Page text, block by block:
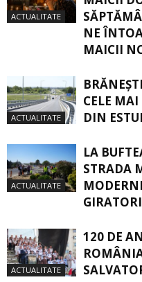
ACTUALITATE
NE
MAICII
ACTUALITATE
CELE
DIN
ACTUALITATE
LA
STRADA
ACTUALITATE
120 DE